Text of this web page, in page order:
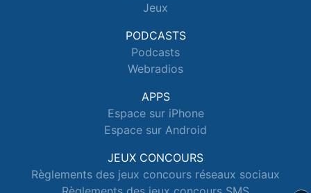
Jeux
PODCASTS
Podcasts
Webradios
APPS
Espace sur iPhone
Espace sur Android
JEUX CONCOURS
Règlements des jeux concours réseaux sociaux